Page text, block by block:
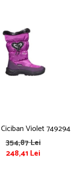
Violet 749294
354,87 Lei
248,41 Lei